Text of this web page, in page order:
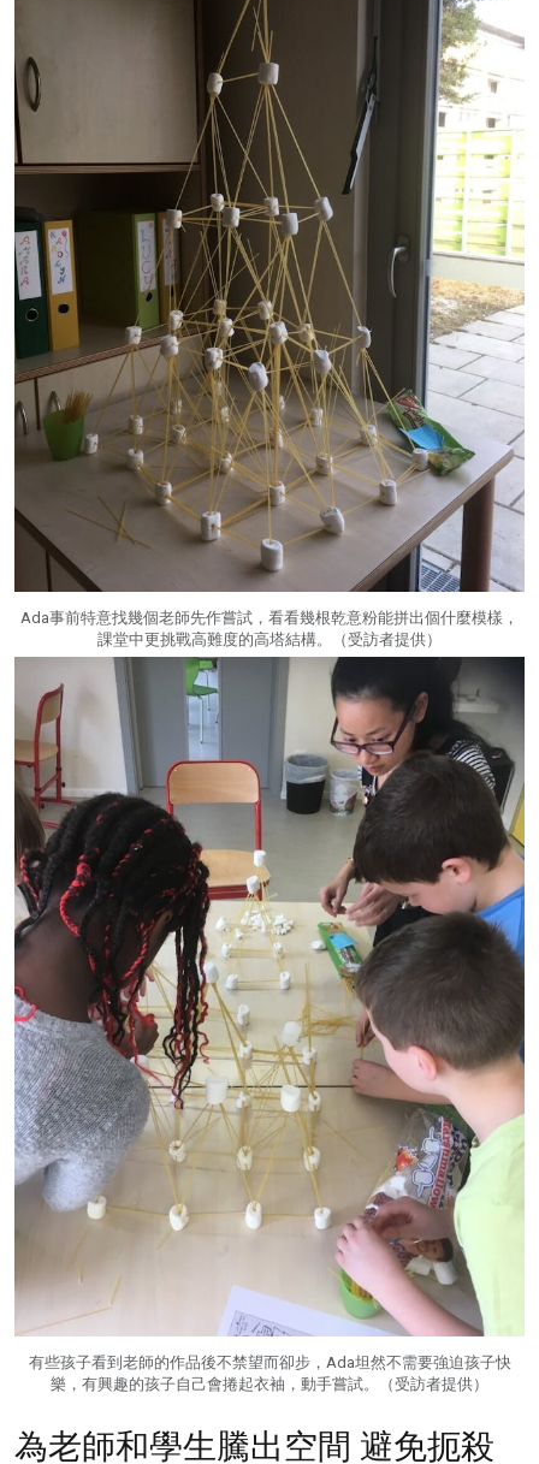
Ada事前特意找幾個老師先作嘗試，看看幾根乾意粉能拼出個什麼模樣，
課堂中更挑戰高難度的高塔結構。（受訪者提供）
有些孩子看到老師的作品後不禁望而卻步，Ada坦然不需要強迫孩子快
樂，有興趣的孩子自己會捲起衣袖，動手嘗試。（受訪者提供）
為老師和學生騰出空間 避免扼殺